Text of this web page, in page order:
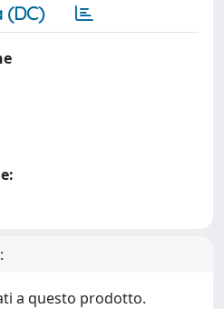
(DC)
a questo prodotto.